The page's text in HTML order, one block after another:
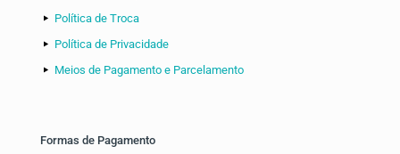
Política de Troca
Política de Privacidade
Meios de Pagamento e Parcelamento
Formas de Pagamento